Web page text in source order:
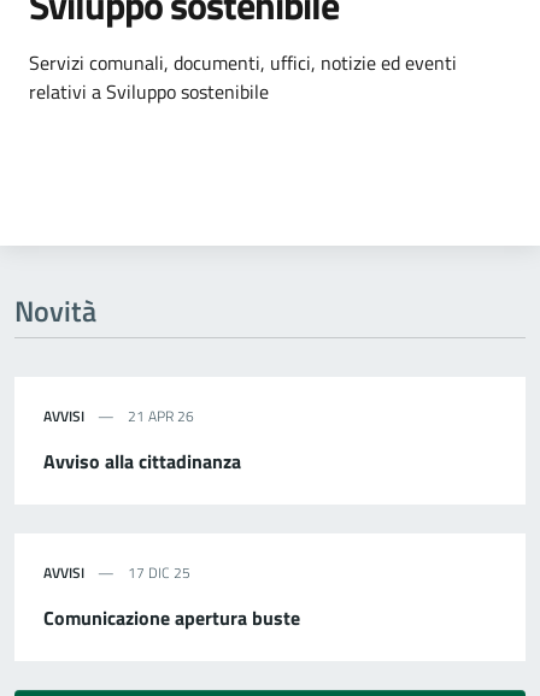
Dettagli dell'argomento
Servizi comunali, documenti, uffici, notizie ed eventi
relativi a Sviluppo sostenibile
Novità
AVVISI 21 APR 26
Avviso alla cittadinanza
AVVISI 17 DIC 25
Comunicazione apertura buste